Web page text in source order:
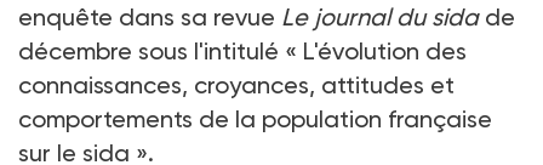
enquête dans sa revue Le journal du sidade
décembre sous l'intitulé « L'évolution des
connaissances, croyances, attitudes et
comportements de la population française
sur le sida ».